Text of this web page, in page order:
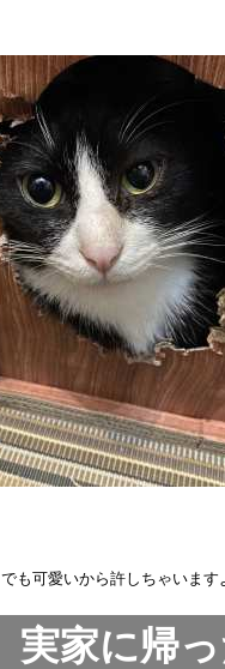
も可愛いから許しちゃいま
実家に帰